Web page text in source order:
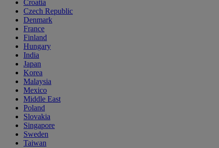
Croatia
Czech Republic
Denmark
France
Finland
Hungary
India
Japan
Korea
Malaysia
Mexico
Middle East
Poland
Slovakia
Singapore
Sweden
Taiwan